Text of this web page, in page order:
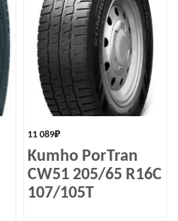
11 089₽
Kumho PorTran
CW51 205/65 R16C
107/105T